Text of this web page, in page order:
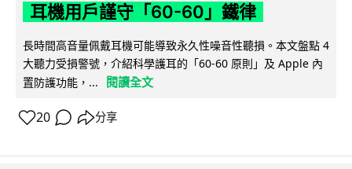
耳機用戶謹守「60-60」鐵律
長時間高音量佩戴耳機可能導致永久性噪音性聽損。本文盤點 4
大聽力受損警號，介紹科學護耳的「60-60 原則」及 Apple 內
置防護功能，...
閱讀全文
20 分享